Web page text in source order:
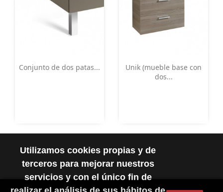
Vista rápida
Conjunto de dos patas... Vista rápida
Unik (mueble base con
dos...
Utilizamos cookies propias y de
terceros para mejorar nuestros
servicios y con el único fin de